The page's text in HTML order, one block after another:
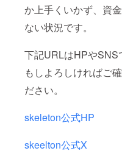
か上手くいかず、資
ない状況です。
下記URLはHPやSNS
もしよろしければご確
ださい。
skeleton公式HP
skeelton公式X